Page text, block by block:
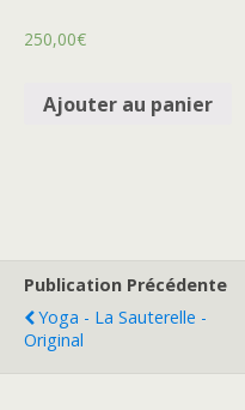
250,00€
Ajouter au panier
Publication Précédente
Yoga - La Sauterelle -
Original